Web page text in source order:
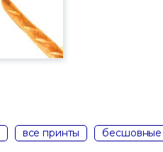
все принты бесшовные